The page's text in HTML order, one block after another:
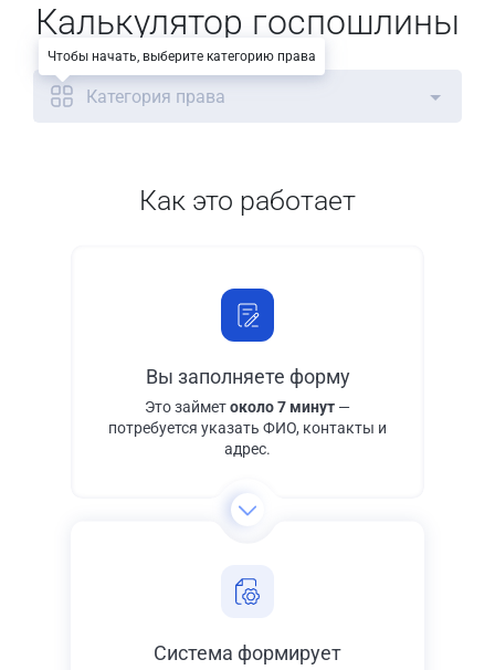
Калькулятор госпошлины
Категория права
Как это работает
Вы заполняете форму
Это займетоколо 7 минут —
потребуется указать ФИО, контакты и
адрес.
Система формирует
Чтобы начать, выберите категорию права